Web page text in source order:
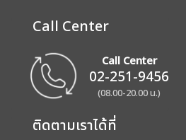
Call Center
Call Center
02-251-9456
(08.00-20.00 น.)
ติดตามเราได้ที่